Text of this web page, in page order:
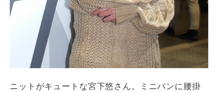
ニットがキュートな宮下悠さん。ミニバンに腰掛